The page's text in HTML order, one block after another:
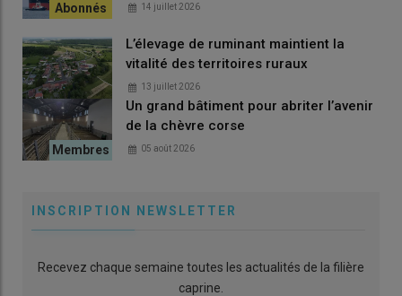
14 juillet 2026
L’élevage de ruminant maintient la
vitalité des territoires ruraux
13 juillet 2026
Un grand bâtiment pour abriter l’avenir
de la chèvre corse
05 août 2026
INSCRIPTION NEWSLETTER
Recevez chaque semaine toutes les actualités de la filière
caprine.